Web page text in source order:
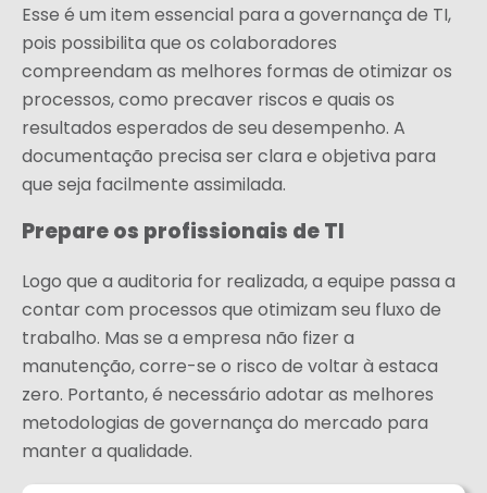
Esse é um item essencial para a governança de TI,
pois possibilita que os colaboradores
compreendam as melhores formas de otimizar os
processos, como precaver riscos e quais os
resultados esperados de seu desempenho. A
documentação precisa ser clara e objetiva para
que seja facilmente assimilada.
Prepare os profissionais de TI
Logo que a auditoria for realizada, a equipe passa a
contar com processos que otimizam seu fluxo de
trabalho. Mas se a empresa não fizer a
manutenção, corre-se o risco de voltar à estaca
zero. Portanto, é necessário adotar as melhores
metodologias de governança do mercado para
manter a qualidade.